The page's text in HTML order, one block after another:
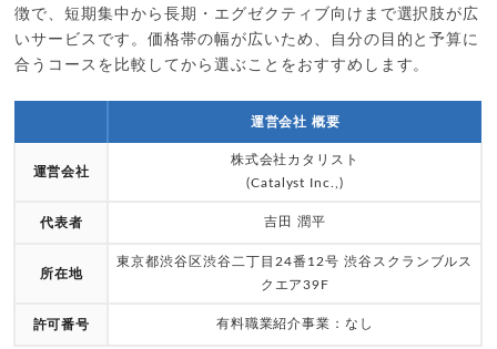
徴で、短期集中から長期・エグゼクティブ向けまで選択肢が広
いサービスです。価格帯の幅が広いため、自分の目的と予算に
合うコースを比較してから選ぶことをおすすめします。
運営会社 概要
運営会社
株式会社カタリスト
(Catalyst Inc.,)
代表者 吉田 潤平
所在地
東京都渋谷区渋谷二丁目24番12号 渋谷スクランブルス
クエア39F
許可番号 有料職業紹介事業：なし